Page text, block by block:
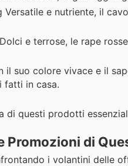
Versatile e nutriente, il
e terrose, le rape
il suo colore vivace e il
fatti in casa.
di questi prodotti
Promozioni di
i volantini delle